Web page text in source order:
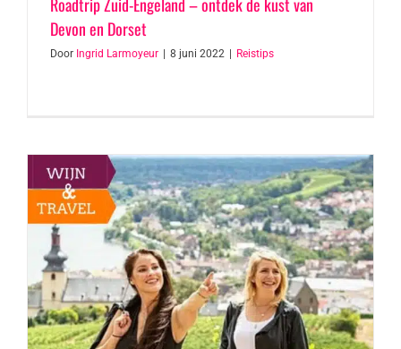
Devon en Dorset
Door Ingrid Larmoyeur 8 juni 2022 Reistips